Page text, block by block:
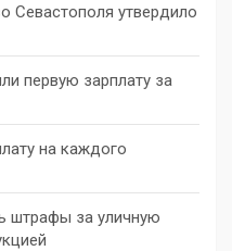
Севастополя утвердило
первую зарплату за
на каждого
штрафы за уличную